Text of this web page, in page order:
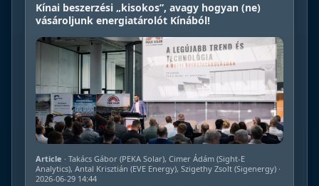
Kínai beszerzési „kisokos”, avagy hogyan (ne)
vásároljunk energiatárolót Kínából!
Article · Takács Gábor (PEKA Solar), Cimer Ádám (Sight-E
Analytics), Antal Krisztián (EVE Energy), Szigethy Zsolt (Sigenergy) ·
2026-06-29 14:44